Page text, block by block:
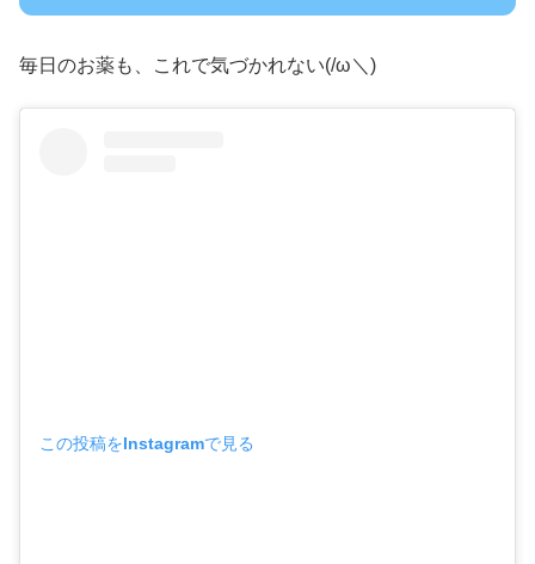
毎日のお薬も、これで気づかれない(/ω＼)
この投稿をInstagramで見る